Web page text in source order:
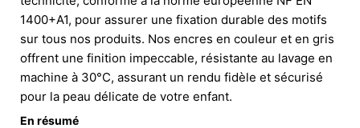
1400+A1, pour assurer une fixation durable des motifs
sur tous nos produits. Nos encres en couleur et en gris
offrent une finition impeccable, résistante au lavage en
machine à 30°C, assurant un rendu fidèle et sécurisé
pour la peau délicate de votre enfant.
En résumé